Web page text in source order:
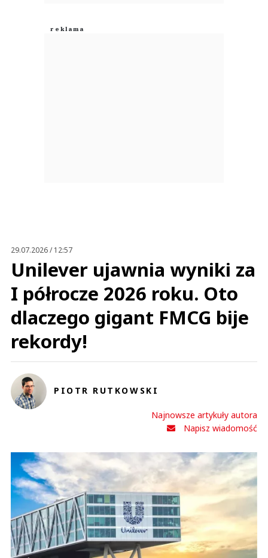
29.07.2026 / 12:57
Unilever ujawnia wyniki za
I półrocze 2026 roku. Oto
dlaczego gigant FMCG bije
rekordy!
PIOTR RUTKOWSKI
Najnowsze artykuły autora
Napisz wiadomość